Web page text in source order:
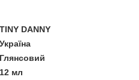
TINY DANNY
Україна
Глянсовий
12 мл